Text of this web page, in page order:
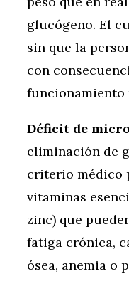
glucógeno. El
sin que la
con
funcionamiento
Déficit de
eliminación de
criterio médico
vitaminas
zinc) que
fatiga crónica,
ósea, anemia o